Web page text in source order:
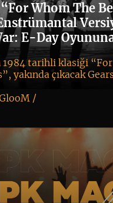
Whom The
E-Day
1984 tarihli klasiği
yakında çıkacak
/